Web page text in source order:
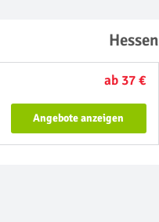
Hessen
ab 37 €
Angebote anzeigen